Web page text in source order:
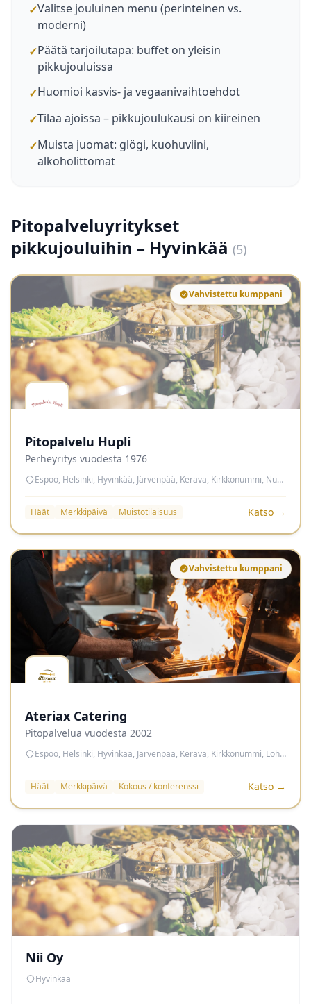
✓Valitse jouluinen menu (perinteinen vs.
moderni)
✓Päätä tarjoilutapa: buffet on yleisin
pikkujouluissa
✓Huomioi kasvis- ja vegaanivaihtoehdot
✓Tilaa ajoissa – pikkujoulukausi on kiireinen
✓Muista juomat: glögi, kuohuviini,
alkoholittomat
Pitopalveluyritykset
pikkujouluihin – Hyvinkää (5)
Vahvistettu kumppani
Pitopalvelu Hupli
Perheyritys vuodesta 1976
Espoo, Helsinki, Hyvinkää, Järvenpää, Kerava, Kirkkonummi, Nurmijärvi, Sipoo, Tuusula, Vantaa
Häät Merkkipäivä Muistotilaisuus Katso →
Vahvistettu kumppani
Ateriax Catering
Pitopalvelua vuodesta 2002
Espoo, Helsinki, Hyvinkää, Järvenpää, Kerava, Kirkkonummi, Lohja, Nurmijärvi, Porvoo, Sipoo, Tuusula, Vantaa, Vihti
Häät Merkkipäivä Kokous / konferenssi Katso →
Nii Oy
Hyvinkää